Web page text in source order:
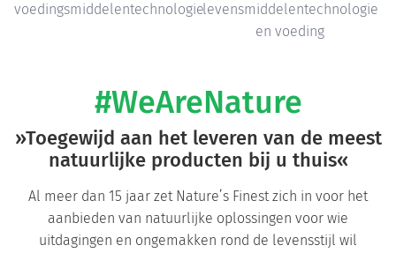
voedingsmiddelentechnologielevensmiddelentechnologie
en voeding
#WeAreNature
»Toegewijd aan het leveren van de meest
natuurlijke producten bij u thuis«
Al meer dan 15 jaar zet Nature’s Finest zich in voor het
aanbieden van natuurlijke oplossingen voor wie
uitdagingen en ongemakken rond de levensstijl wil